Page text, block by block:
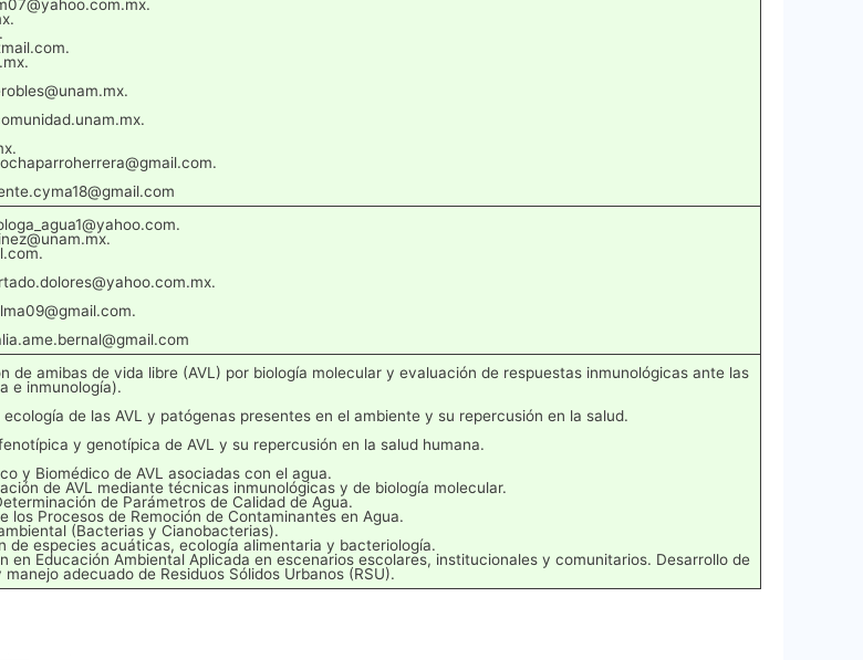
de amibas de vida libre (AVL) por biología molecular y evaluación de respuestas inmunológicas ante las
e inmunología).
de las AVL y patógenas presentes en el ambiente y su repercusión en la salud.
y genotípica de AVL y su repercusión en la salud humana.
y Biomédico de AVL asociadas con el agua.
de AVL mediante técnicas inmunológicas y de biología molecular.
de Parámetros de Calidad de Agua.
los Procesos de Remoción de Contaminantes en Agua.
(Bacterias y Cianobacterias).
de especies acuáticas, ecología alimentaria y bacteriología.
en Educación Ambiental Aplicada en escenarios escolares, institucionales y comunitarios. Desarrollo de
adecuado de Residuos Sólidos Urbanos (RSU).